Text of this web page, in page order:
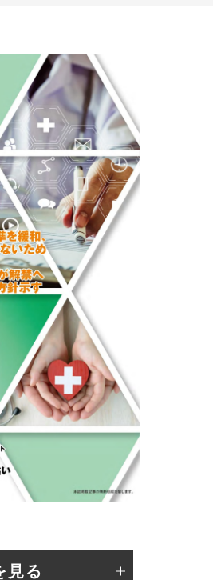
見る